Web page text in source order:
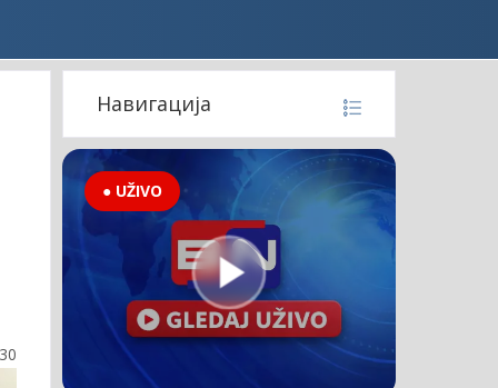
Навигација
● UŽIVO